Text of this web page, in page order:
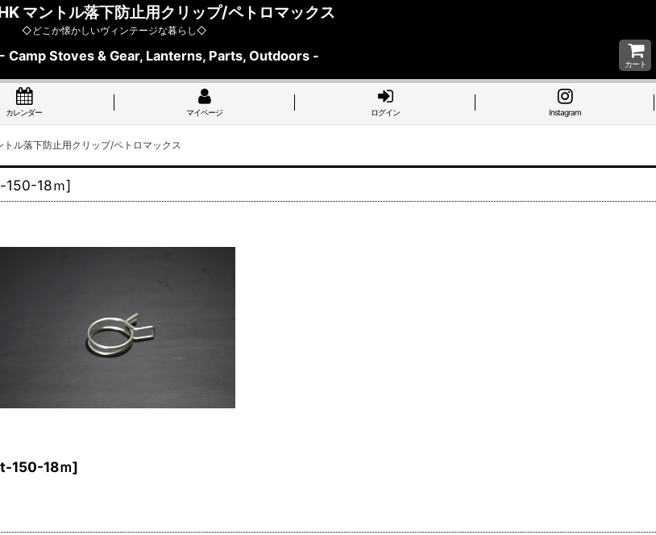
マントル落下防止用クリップ/ペトロマックス
◇どこか懐かしいヴィンテージな暮らし◇
Camp Stoves & Gear, Lanterns, Parts, Outdoors -
カート
カレンダー マイページ ログイン Instagram
ル落下防止用クリップ/ペトロマックス
150-18ｍ]
150-18ｍ]